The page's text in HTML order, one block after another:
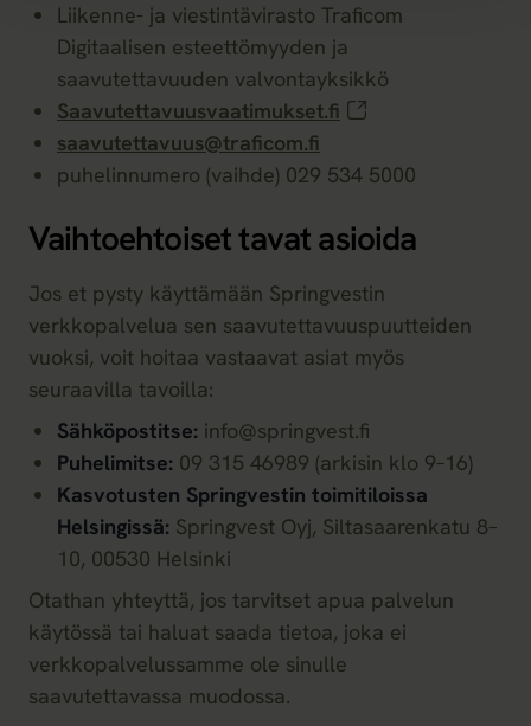
Liikenne- ja viestintävirasto Traficom
Digitaalisen esteettömyyden ja
saavutettavuuden valvontayksikkö
Saavutettavuusvaatimukset.fi
saavutettavuus@traficom.fi
puhelinnumero (vaihde) 029 534 5000
Vaihtoehtoiset tavat asioida
Jos et pysty käyttämään Springvestin
verkkopalvelua sen saavutettavuuspuutteiden
vuoksi, voit hoitaa vastaavat asiat myös
seuraavilla tavoilla:
Sähköpostitse: info@springvest.fi
Puhelimitse: 09 315 46989 (arkisin klo 9–16)
Kasvotusten Springvestin toimitiloissa
Helsingissä: Springvest Oyj, Siltasaarenkatu 8–
10, 00530 Helsinki
Otathan yhteyttä, jos tarvitset apua palvelun
käytössä tai haluat saada tietoa, joka ei
verkkopalvelussamme ole sinulle
saavutettavassa muodossa.